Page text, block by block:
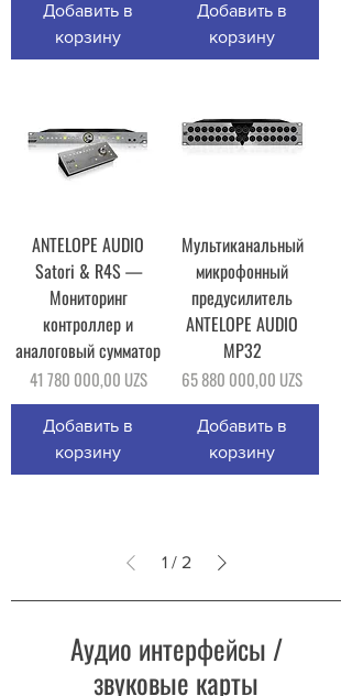
Добавить в
корзину
Добавить в
корзину
ANTELOPE AUDIO
Satori & R4S —
Мониторинг
контроллер и
аналоговый сумматор
Цена
41 780 000,00 UZS
Добавить в
корзину
Мультиканальный
микрофонный
предусилитель
ANTELOPE AUDIO
MP32
Цена
65 880 000,00 UZS
Добавить в
корзину
1 / 2
Аудио интерфейсы /
звуковые карты